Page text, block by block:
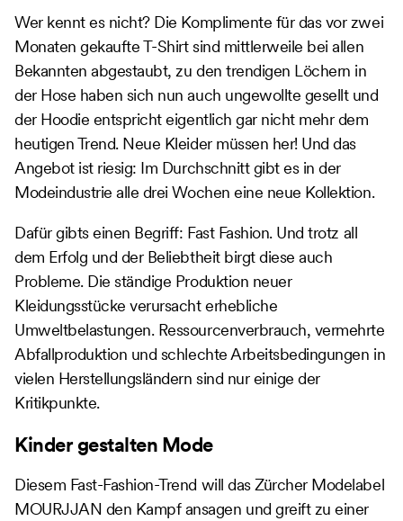
Wer kennt es nicht? Die Komplimente für das vor zwei
Monaten gekaufte T-Shirt sind mittlerweile bei allen
Bekannten abgestaubt, zu den trendigen Löchern in
der Hose haben sich nun auch ungewollte gesellt und
der Hoodie entspricht eigentlich gar nicht mehr dem
heutigen Trend. Neue Kleider müssen her! Und das
Angebot ist riesig: Im Durchschnitt gibt es in der
Modeindustrie alle drei Wochen eine neue Kollektion.
Dafür gibts einen Begriff: Fast Fashion. Und trotz all
dem Erfolg und der Beliebtheit birgt diese auch
Probleme. Die ständige Produktion neuer
Kleidungsstücke verursacht erhebliche
Umweltbelastungen. Ressourcenverbrauch, vermehrte
Abfallproduktion und schlechte Arbeitsbedingungen in
vielen Herstellungsländern sind nur einige der
Kritikpunkte.
Kinder gestalten Mode
Diesem Fast-Fashion-Trend will das Zürcher Modelabel
MOURJJAN den Kampf ansagen und greift zu einer